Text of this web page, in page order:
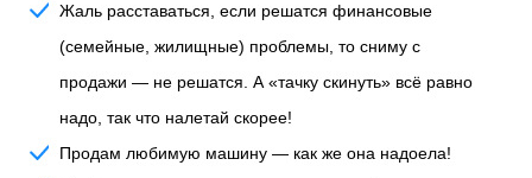
Жаль расставаться, если решатся финансовые
(семейные, жилищные) проблемы, то сниму с
продажи — не решатся. А «тачку скинуть» всё равно
надо, так что налетай скорее!
Продам любимую машину — как же она надоела!